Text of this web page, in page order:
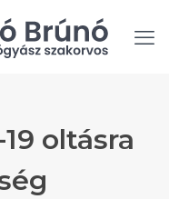
oltásra